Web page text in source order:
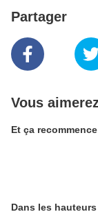
Partager
Vous
Et ça recommence
Dans les hauteurs